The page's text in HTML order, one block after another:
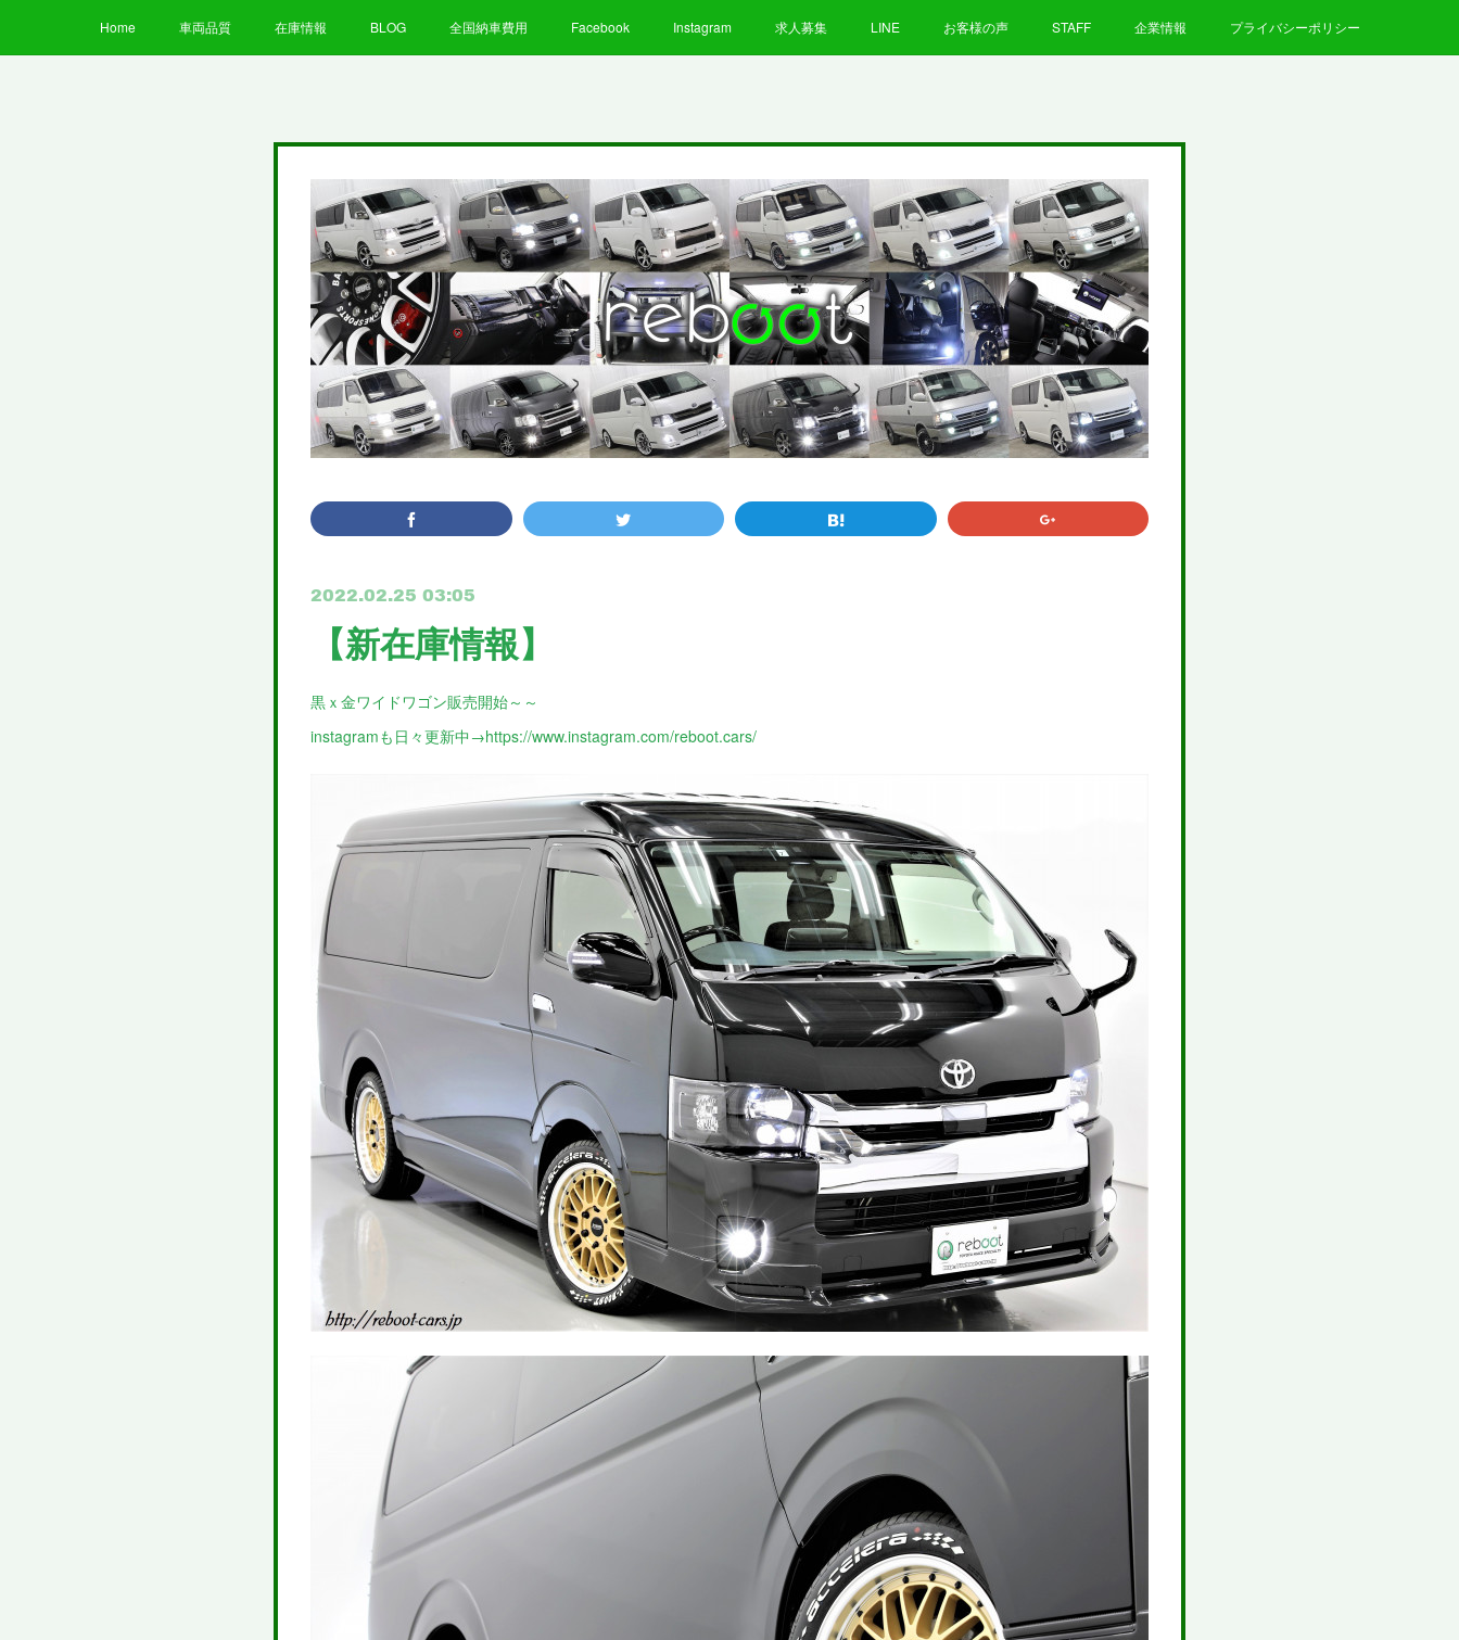
Home 車両品質 在庫情報 BLOG 全国納車費用 Facebook Instagram 求人募集 LINE お客様の声 STAFF 企業情報 プライバシーポリシー
2022.02.25 03:05
【新在庫情報】
黒ｘ金ワイドワゴン販売開始～～
instagramも日々更新中→https://www.instagram.com/reboot.cars/